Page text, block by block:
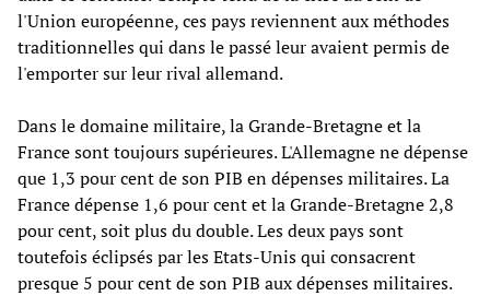
l'Union européenne, ces pays reviennent aux méthodes
traditionnelles qui dans le passé leur avaient permis de
l'emporter sur leur rival allemand.
Dans le domaine militaire, la Grande-Bretagne et la
France sont toujours supérieures. L'Allemagne ne dépense
que 1,3 pour cent de son PIB en dépenses militaires. La
France dépense 1,6 pour cent et la Grande-Bretagne 2,8
pour cent, soit plus du double. Les deux pays sont
toutefois éclipsés par les Etats-Unis qui consacrent
presque 5 pour cent de son PIB aux dépenses militaires.